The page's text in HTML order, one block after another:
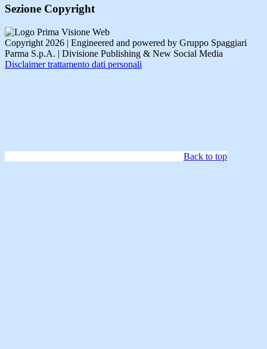
Sezione Copyright
Copyright 2026 | Engineered and powered by Gruppo Spaggiari
Parma S.p.A. | Divisione Publishing & New Social Media
Disclaimer trattamento dati personali
Back to top